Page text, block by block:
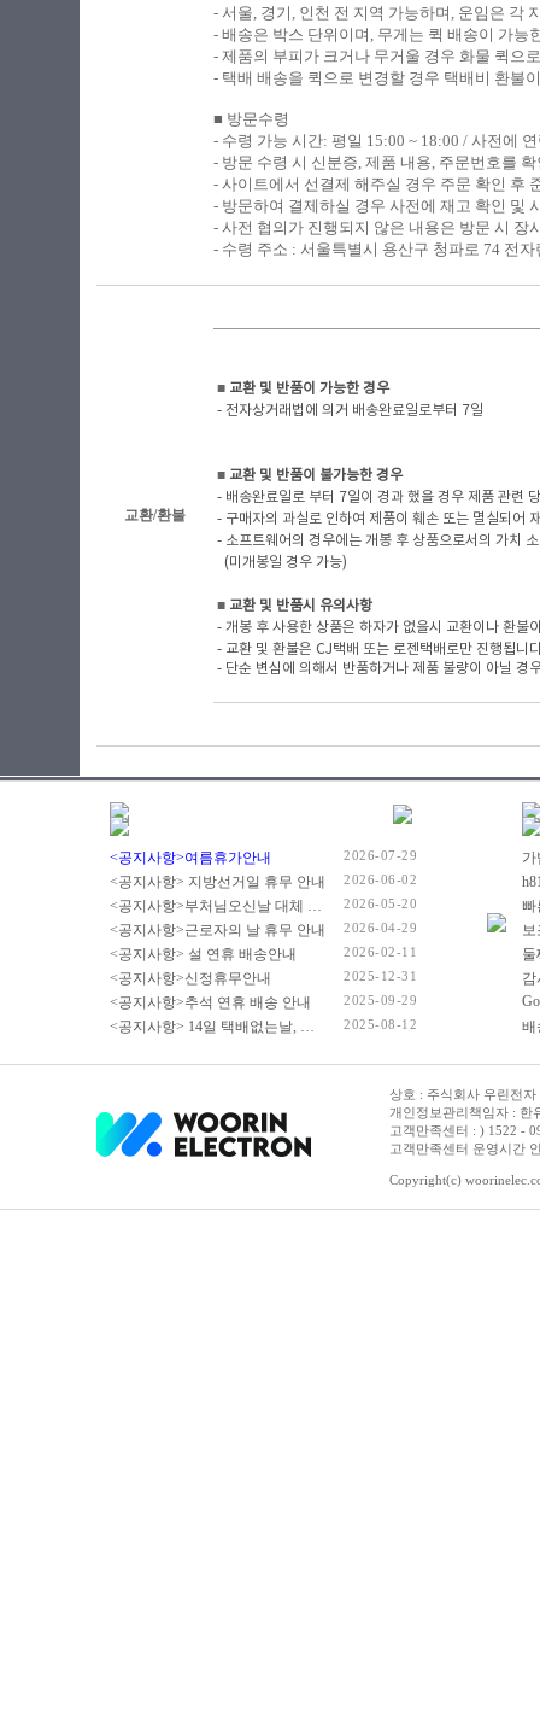
- 서울, 경기, 인천 전 지역 가능하며, 운임은 각
- 배송은 박스 단위이며, 무게는 퀵 배송이 가능
- 제품의 부피가 크거나 무거울 경우 화물 퀵으
- 택배 배송을 퀵으로 변경할 경우 택배비 환불
■ 방문수령
​- 수령 가능 시간: 평일 15:00 ~ 18:00 / 사전에
- 방문 수령 시 신분증, 제품 내용, 주문번호를
- 사이트에서 선결제 해주실 경우 주문 확인 후
- 방문하여 결제하실 경우 사전에 재고 확인 및
- 사전 협의가 진행되지 않은 내용은 방문 시 장
- 수령 주소 : 서울특별시 용산구 청파로 74 전
교환/환불
■ ​ 교환 및 반품이 가능한 경우
- 전자상거래법에 의거 배송완료일로부터 7일
■ ​ 교환 및 반품이 불가능한 경우
- 배송완료일로 부터 7일이 경과 했을 경우 제품 관련
- 구매자의 과실로 인하여 제품이 훼손 또는 멸실되어
- 소프트웨어의 경우에는 개봉 후 상품으로서의 가치
(미개봉일 경우 가능)
■ ​ 교환 및 반품시 유의사항
- 개봉 후 사용한 상품은 하자가 없을시 교환이나 환불
- 교환 및 환불은 CJ택배 또는 로젠택배로만 진행됩니
- 단순 변심에 의해서 반품하거나 제품 불량이 아닐 경
<공지사항>여름휴가안내 2026-07-29
<공지사항> 지방선거일 휴무 안내 2026-06-02
<공지사항>부처님오신날 대체 휴무 안내 2026-05-20
<공지사항>근로자의 날 휴무 안내 2026-04-29
<공지사항> 설 연휴 배송안내 2026-02-11
<공지사항>신정휴무안내 2025-12-31
<공지사항>추석 연휴 배송 안내 2025-09-29
<공지사항> 14일 택배없는날, 광복절 휴무 배송 안내 2025-08-12
빠
감
상호 : 주식회사 우린전
개인정보관리책임자 : 한
고객만족센터 : ) 1522 -
고객만족센터 운영시간
Copyright(c)